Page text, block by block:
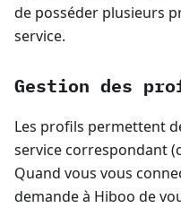
de posséder plusieurs
service.
Gestion des
Les profils permettent
service correspondant
Quand vous vous
demande à Hiboo de